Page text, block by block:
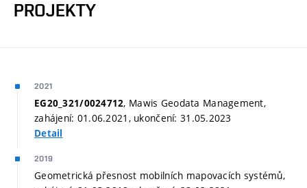
PROJEKTY
2021
EG20_321/0024712, Mawis Geodata Management,
zahájení: 01.06.2021, ukončení: 31.05.2023
Detail
2019
Geometrická přesnost mobilních mapovacích systémů,